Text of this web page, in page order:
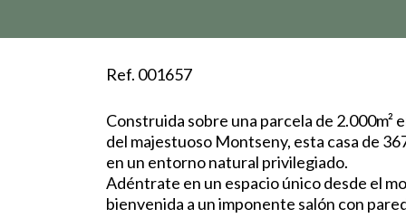
Ref. 001657
Construida sobre una parcela de 2.000m²
del majestuoso Montseny, esta casa de
en un entorno natural privilegiado.
Adéntrate en un espacio único desde el
bienvenida a un imponente salón con